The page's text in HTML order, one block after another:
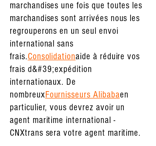
marchandises une fois que toutes les
marchandises sont arrivées nous les
regrouperons en un seul envoi
international sans
frais.Consolidationaide à réduire vos
frais d&#39;expédition
internationaux. De
nombreuxFournisseurs Alibabaen
particulier, vous devrez avoir un
agent maritime international -
CNXtrans sera votre agent maritime.